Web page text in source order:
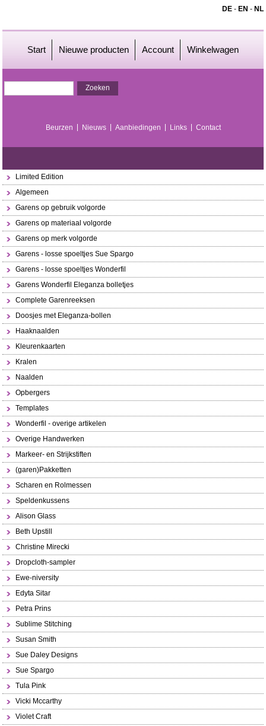
DE- EN - NL
Start Nieuwe producten Account Winkelwagen
Beurzen Nieuws Aanbiedingen Links Contact
Limited Edition
Algemeen
Garens op gebruik volgorde
Garens op materiaal volgorde
Garens op merk volgorde
Garens - losse spoeltjes Sue Spargo
Garens - losse spoeltjes Wonderfil
Garens Wonderfil Eleganza bolletjes
Complete Garenreeksen
Doosjes met Eleganza-bollen
Haaknaalden
Kleurenkaarten
Kralen
Naalden
Opbergers
Templates
Wonderfil - overige artikelen
Overige Handwerken
Markeer- en Strijkstiften
(garen)Pakketten
Scharen en Rolmessen
Speldenkussens
Alison Glass
Beth Upstill
Christine Mirecki
Dropcloth-sampler
Ewe-niversity
Edyta Sitar
Petra Prins
Sublime Stitching
Susan Smith
Sue Daley Designs
Sue Spargo
Tula Pink
Vicki Mccarthy
Violet Craft